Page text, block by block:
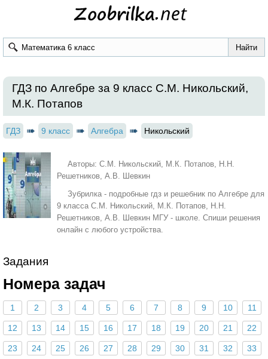
ГДЗ по Алгебре за 9 класс С.М. Никольский,
М.К. Потапов
ГДЗ 9 класс Алгебра Никольский
Авторы: С.М. Никольский, М.К. Потапов, Н.Н.
Решетников, А.В. Шевкин
Зубрилка - подробные гдз и решебник по Алгебре для
9 класса С.М. Никольский, М.К. Потапов, Н.Н.
Решетников, А.В. Шевкин МГУ - школе. Спиши решения
онлайн с любого устройства.
Задания
Номера задач
1 2 3 4 5 6 7 8 9 10 11
12 13 14 15 16 17 18 19 20 21 22
23 24 25 26 27 28 29 30 31 32 33